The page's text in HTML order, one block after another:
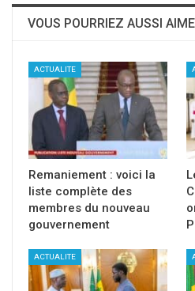
VOUS POURRIEZ AUSSI
ACTUALITE
Remaniement : voici la
liste complète des
membres du nouveau
gouvernement
ACTUALITE